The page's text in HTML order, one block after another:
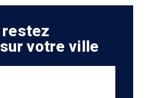
votre ville